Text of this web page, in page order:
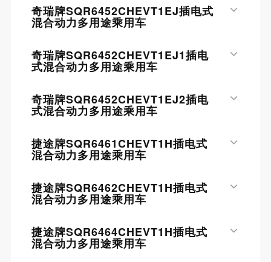
奇瑞牌SQR6452CHEVT1EJ插电式
混合动力多用途乘用车
奇瑞牌SQR6452CHEVT1EJ1插电
式混合动力多用途乘用车
奇瑞牌SQR6452CHEVT1EJ2插电
式混合动力多用途乘用车
捷途牌SQR6461CHEVT1H插电式
混合动力多用途乘用车
捷途牌SQR6462CHEVT1H插电式
混合动力多用途乘用车
捷途牌SQR6464CHEVT1H插电式
混合动力多用途乘用车